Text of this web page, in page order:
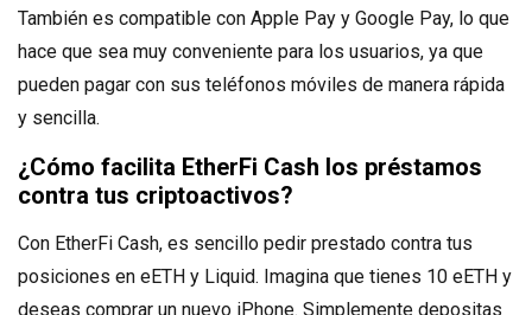
También es compatible con Apple Pay y Google Pay, lo que
hace que sea muy conveniente para los usuarios, ya que
pueden pagar con sus teléfonos móviles de manera rápida
y sencilla.
¿Cómo facilita EtherFi Cash los préstamos
contra tus criptoactivos?
Con EtherFi Cash, es sencillo pedir prestado contra tus
posiciones en eETH y Liquid. Imagina que tienes 10 eETH y
deseas comprar un nuevo iPhone. Simplemente depositas